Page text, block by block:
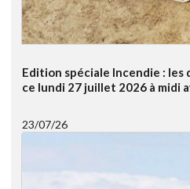
Edition spéciale Incendie :
ce lundi 27 juillet 2026 à midi
23/07/26